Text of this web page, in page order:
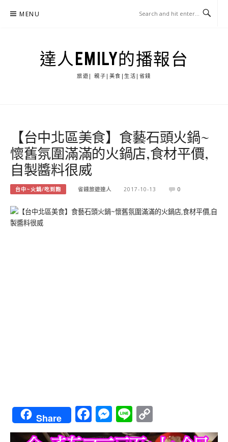
MENU
達人EMILY的播報台
旅遊| 親子|美食|生活|省錢
【台中北區美食】食藝石頭火鍋~
懷舊氛圍滿滿的火鍋店,食材平價,
自製醬料很威
台中~火鍋/吃到飽 省錢旅遊達人 2017-10-13 0
Share Facebook
Messenger
Line
Link